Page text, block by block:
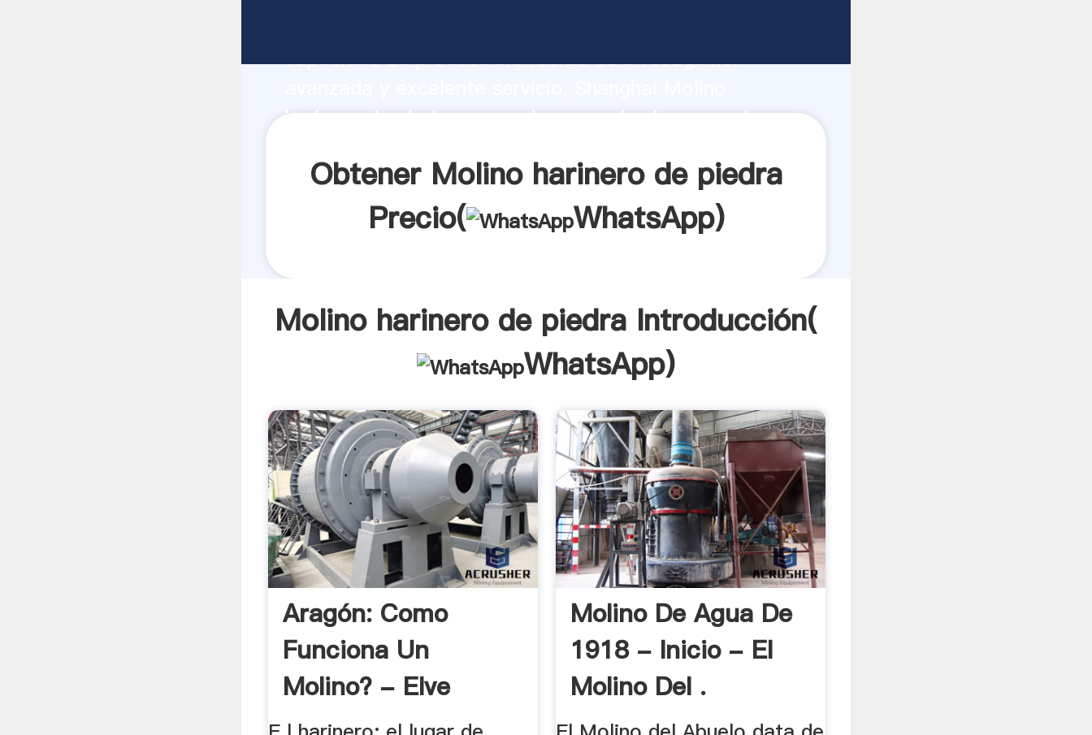
capacidad de producción, fuerza de investigación
harinero de piedra proveedor crea el valor y aporta
Obtener Molino harinero de piedra
Precio(
WhatsApp)
Molino harinero de piedra Introducción(
WhatsApp)
Aragón: Como
Funciona Un
Molino? - Elve
Molino De Agua De
1918 - Inicio - El
Molino Del .